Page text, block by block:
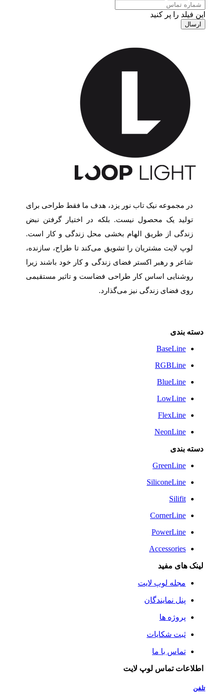
این فیلد را پر کنید
ارسال
در مجموعه نیک تاب نور یزد، هدف ما فقط طراحی برای
تولید یک محصول نیست. بلکه در اختیار گرفتن نبض
زندگی از طریق الهام بخشی محل زندگی و کار است.
لوپ لایت مشتریان را تشویق می‌کند تا طراح، سازنده،
شاعر و رهبر اکستر فضای زندگی و کار خود باشند زیرا
روشنایی اساس کار طراحی فضاست و تاثیر مستقیمی
روی فضای زندگی نیز می‌گذارد.
دسته بندی
BaseLine
RGBLine
BlueLine
LowLine
FlexLine
NeonLine
دسته بندی
GreenLine
SiliconeLine
Silifit
CornerLine
PowerLine
Accessories
لینک های مفید
مجله لوپ لایت
پنل نمایندگان
پروژه ها
ثبت شکایات
تماس با ما
اطلاعات تماس لوپ لایت
تلفن